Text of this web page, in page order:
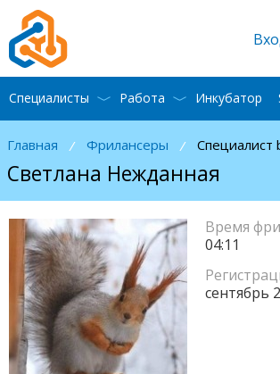
Главная / Фрилансеры / Специалист
Светлана Нежданная
Время
04:11
сентябрь
Специалисты Работа Инкубатор